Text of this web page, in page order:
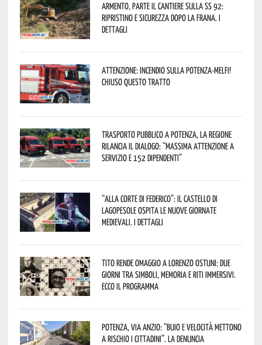
Armento, parte il cantiere sulla SS 92:
ripristino e sicurezza dopo la frana. I
dettagli
Attenzione: incendio sulla Potenza-Melfi!
Chiuso questo tratto
Trasporto pubblico a Potenza, la Regione
rilancia il dialogo: “Massima attenzione a
servizio e 152 dipendenti”
“Alla corte di Federico”: il Castello di
Lagopesole ospita le nuove Giornate
Medievali. I dettagli
Tito rende omaggio a Lorenzo Ostuni: due
giorni tra simboli, memoria e riti immersivi.
Ecco il programma
Potenza, Via Anzio: “Buio e velocità mettono
a rischio i cittadini”. La denuncia